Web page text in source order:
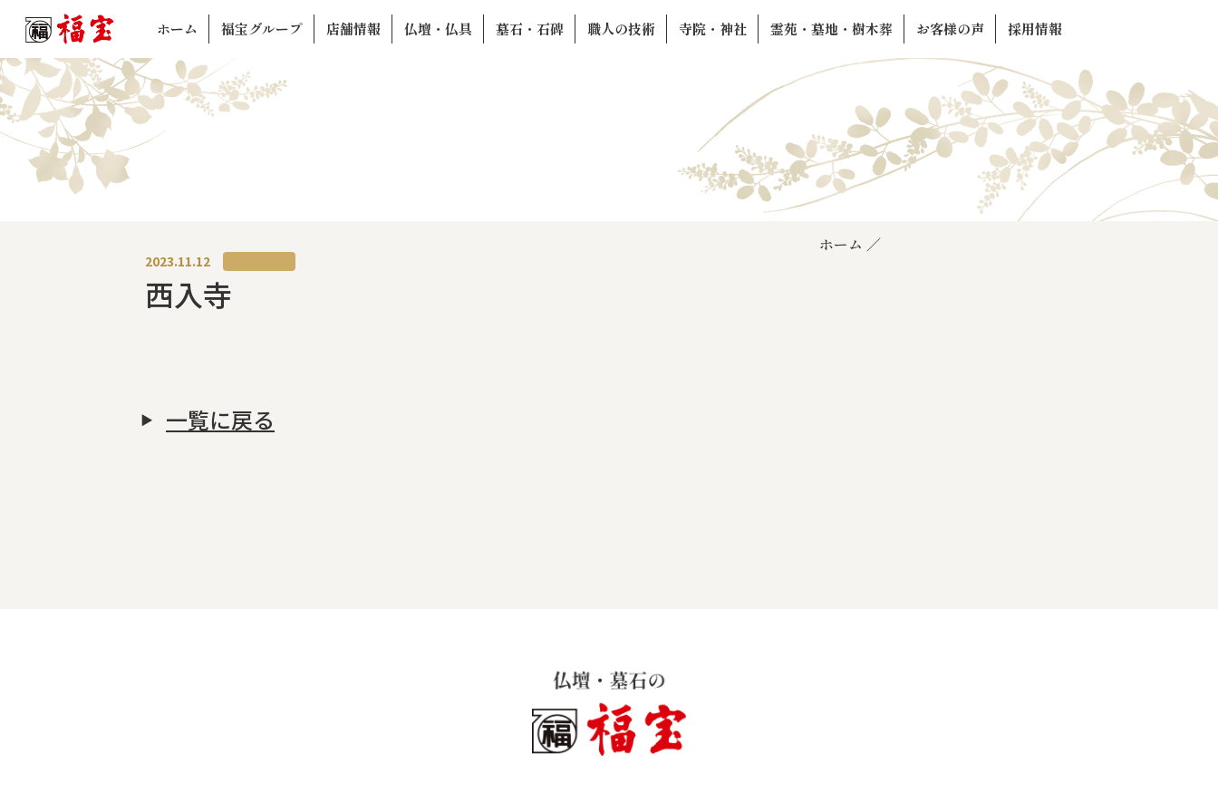
ホーム 福宝グループ 店舗情報 仏壇・仏具 墓石・石碑 職人の技術 寺院・神社 霊苑・墓地・樹木葬 お客様の声 採用情報
ホーム
2023.11.12
西入寺
一覧に戻る